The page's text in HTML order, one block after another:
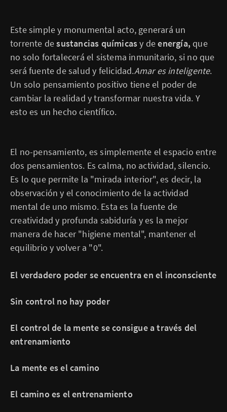
Este simple y monumental acto, generará un
torrente desustancias químicasy deenergía, que
no solo fortalecerá el sistema inmunitario, si no que
será fuente de salud y felicidad.Amar es inteligente.
Un solo pensamiento positivo tiene el poder de
cambiar la realidad y transformar nuestra vida. Y
esto es un hecho científico.
El no-pensamiento, es simplemente el espacio entre
dos pensamientos. Es calma, no actividad, silencio.
Es lo que permite la "mirada interior", es decir, la
observación y el conocimiento de la actividad
mental de uno mismo. Esta es la fuente de
creatividad y profunda sabiduría y es la mejor
manera de hacer "higiene mental", mantener el
equilibrio y volver a "0".
El verdadero poder se encuentra en el inconsciente
Sin control no hay poder
El control de la mente se consigue a través del
entrenamiento
La mente es el camino
El camino es el entrenamiento